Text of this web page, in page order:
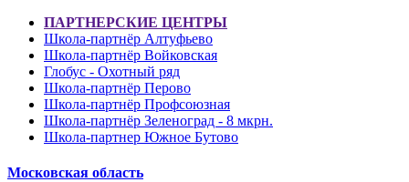
ПАРТНЕРСКИЕ ЦЕНТРЫ
Школа-партнёр Алтуфьево
Школа-партнёр Войковская
Глобус - Охотный ряд
Школа-партнёр Перово
Школа-партнёр Профсоюзная
Школа-партнёр Зеленоград - 8 мкрн.
Школа-партнер Южное Бутово
Московская область